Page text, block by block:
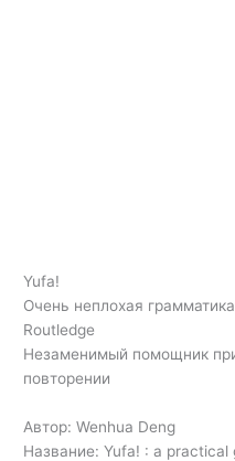
Yufa!
Очень неплохая
Routledge
Незаменимый помощник
повторении
Автор: Wenhua Deng
Название: Yufa! : a practical